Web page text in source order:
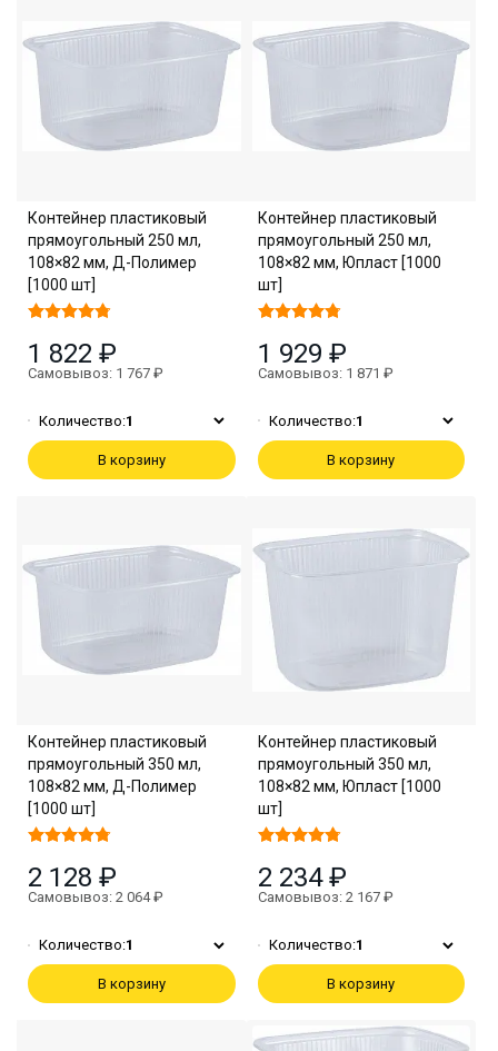
Контейнер пластиковый
прямоугольный 250 мл,
108×82 мм, Д-Полимер
[1000 шт]
1 822 ₽
Самовывоз: 1 767 ₽
Количество:1
В корзину
Контейнер пластиковый
прямоугольный 250 мл,
108×82 мм, Юпласт [1000
шт]
1 929 ₽
Самовывоз: 1 871 ₽
Количество:1
В корзину
Контейнер пластиковый
прямоугольный 350 мл,
108×82 мм, Д-Полимер
[1000 шт]
2 128 ₽
Самовывоз: 2 064 ₽
Количество:1
В корзину
Контейнер пластиковый
прямоугольный 350 мл,
108×82 мм, Юпласт [1000
шт]
2 234 ₽
Самовывоз: 2 167 ₽
Количество:1
В корзину